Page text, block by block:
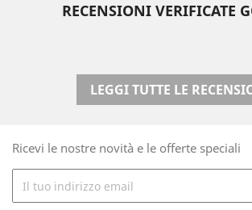
RECENSIONI VERIFICATE
LEGGI TUTTE LE
Ricevi le nostre novità e le offerte speciali